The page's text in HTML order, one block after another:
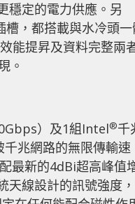
穩定的電力供應。另
槽，都搭載與水冷頭一
能提昇及資料完整兩
。
）及1組Intel®千
兆網路的無限傳輸速
最新的4dBi超高峰值
天線設計的訊號強度，